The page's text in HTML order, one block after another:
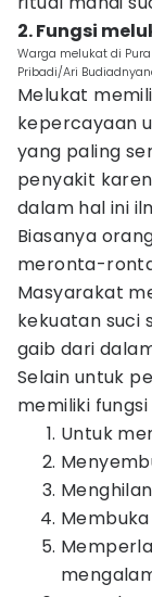
2. Fungsi
Warga melukat di
Pribadi/Ari
Melukat
kepercayaan
yang paling
penyakit
dalam hal ini
Biasanya
meronta-
Masyarakat
kekuatan suci
gaib dari
Selain untuk
memiliki
Untuk